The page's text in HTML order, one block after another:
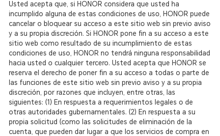
Usted acepta que, si HONOR considera que usted ha
incumplido alguna de estas condiciones de uso, HONOR puede
cancelar o bloquear su acceso a este sitio web sin previo aviso
y a su propia discreción. Si HONOR pone fin a su acceso a este
sitio web como resultado de su incumplimiento de estas
condiciones de uso, HONOR no tendrá ninguna responsabilidad
hacia usted o cualquier tercero. Usted acepta que HONOR se
reserva el derecho de poner fin a su acceso a todas o parte de
las funciones de este sitio web sin previo aviso y a su propia
discreción, por razones que incluyen, entre otras, las
siguientes: (1) En respuesta a requerimientos legales o de
otras autoridades gubernamentales. (2) En respuesta a su
propia solicitud (como las solicitudes de eliminación de la
cuenta, que pueden dar lugar a que los servicios de compra en